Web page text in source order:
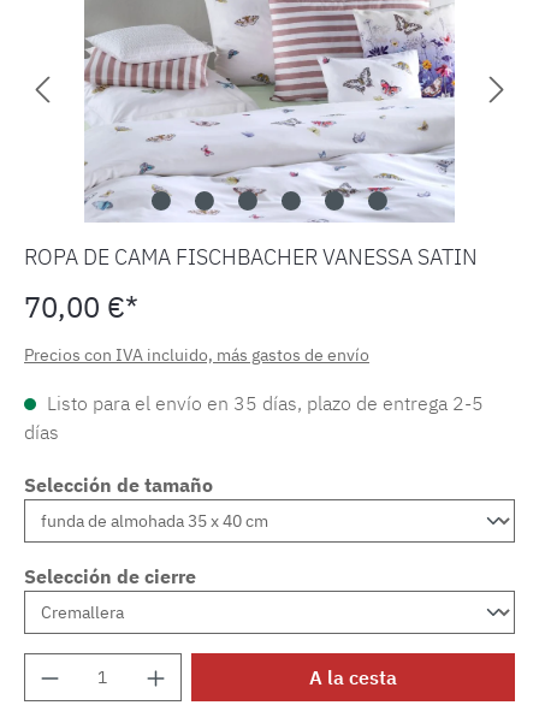
ROPA DE CAMA FISCHBACHER VANESSA SATIN
70,00 €*
Precios con IVA incluido, más gastos de envío
Listo para el envío en 35 días, plazo de entrega 2-5
días
Selección de tamaño
Selección de cierre
Cantidad del producto: introduce la
A la cesta